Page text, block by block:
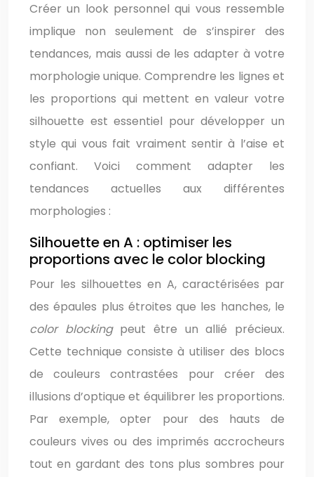
Créer un look personnel qui vous ressemble
implique non seulement de s’inspirer des
tendances, mais aussi de les adapter à votre
morphologie unique. Comprendre les lignes et
les proportions qui mettent en valeur votre
silhouette est essentiel pour développer un
style qui vous fait vraiment sentir à l’aise et
confiant. Voici comment adapter les
tendances actuelles aux différentes
morphologies :
Silhouette en A : optimiser les
proportions avec le color blocking
Pour les silhouettes en A, caractérisées par
des épaules plus étroites que les hanches, le
color blocking peut être un allié précieux.
Cette technique consiste à utiliser des blocs
de couleurs contrastées pour créer des
illusions d’optique et équilibrer les proportions.
Par exemple, opter pour des hauts de
couleurs vives ou des imprimés accrocheurs
tout en gardant des tons plus sombres pour